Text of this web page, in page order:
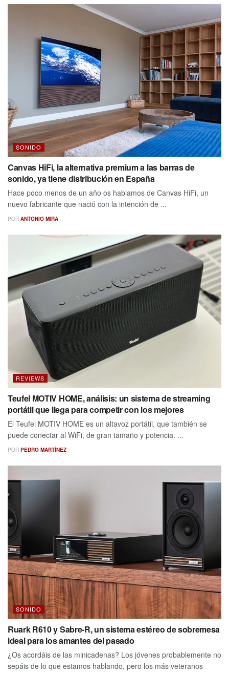
SONIDO
Canvas HiFi, la alternativa premium a las barras de
sonido, ya tiene distribución en España
Hace poco menos de un año os hablamos de Canvas HiFi, un
nuevo fabricante que nació con la intención de ...
POR ANTONIO MIRA
REVIEWS
Teufel MOTIV HOME, análisis: un sistema de streaming
portátil que llega para competir con los mejores
El Teufel MOTIV HOME es un altavoz portátil, que también se
puede conectar al WiFi, de gran tamaño y potencia. ...
POR PEDRO MARTÍNEZ
SONIDO
Ruark R610 y Sabre-R, un sistema estéreo de sobremesa
ideal para los amantes del pasado
¿Os acordáis de las minicadenas? Los jóvenes probablemente no
sepáis de lo que estamos hablando, pero los más veteranos